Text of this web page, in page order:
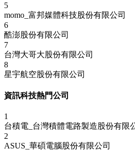
5
momo_富邦媒體科技股份有限公司
6
酷澎股份有限公司
7
台灣大哥大股份有限公司
8
星宇航空股份有限公司
資訊科技熱門公司
1
台積電_台灣積體電路製造股份有限
2
ASUS_華碩電腦股份有限公司